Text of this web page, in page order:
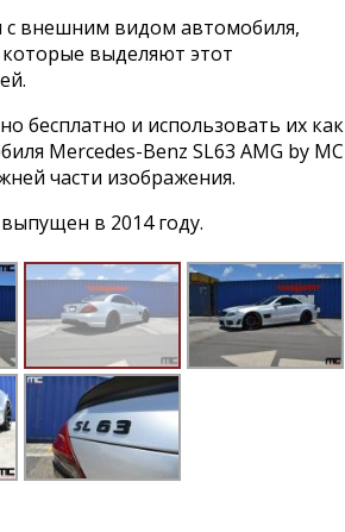
внешним видом автомобиля,
выделяют этот
бесплатно и использовать их как
Mercedes-Benz SL63 AMG by MC
части изображения.
в 2014 году.